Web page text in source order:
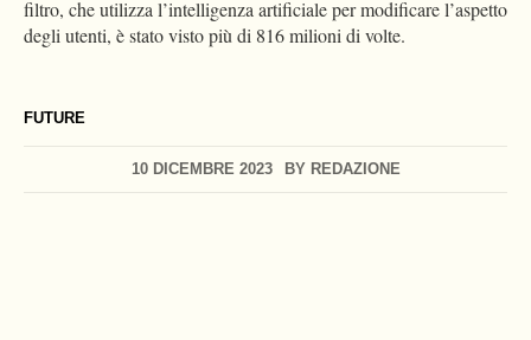
FUTURE
10 DICEMBRE 2023 BY REDAZIONE
filtro, che utilizza l’intelligenza artificiale per modificare l’aspetto
degli utenti, è stato visto più di 816 milioni di volte.